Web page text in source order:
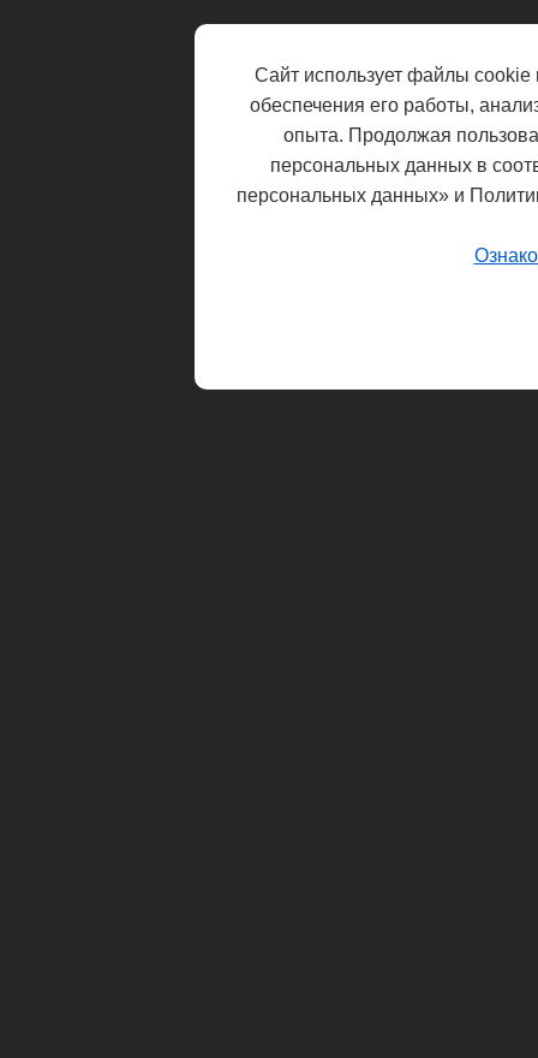
Сайт использует файлы cookie
обеспечения его работы,
опыта. Продолжая
персональных данных в
персональных данных» и